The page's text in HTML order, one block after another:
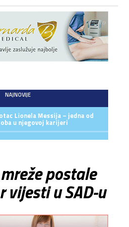
NAJNOVIJE
Lionela Messija – jedna od
u njegovoj karijeri
postale
vijesti u SAD-u